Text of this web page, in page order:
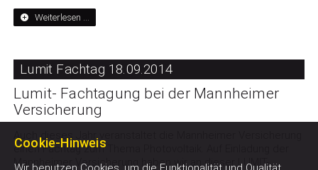
Weiterlesen …
Lumit Fachtag 18.09.2014
Lumit- Fachtagung bei der Mannheimer
Versicherung
Auch dieses Jahr veranstaltet die Mannheimer Versicherung
einen Fachtag zum Thema Photovoltaik. Auf Einladung der
Mannheimer Versicherung haben wir an dieser LUMIT-
Cookie-Hinweis